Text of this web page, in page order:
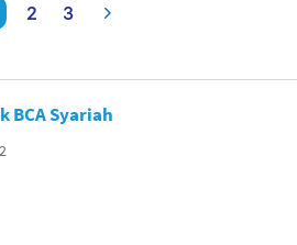
2 3
BCA Syariah